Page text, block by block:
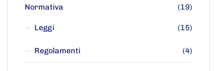
Normativa (19)
Leggi (15)
Regolamenti (4)